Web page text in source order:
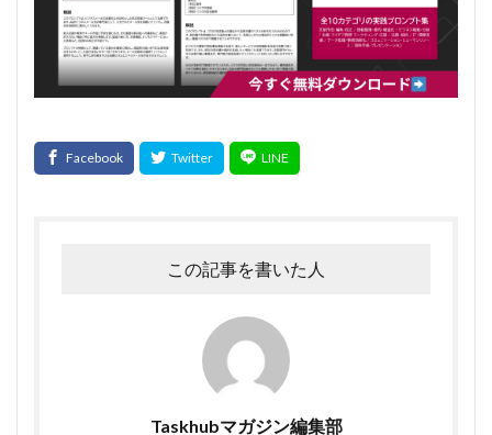
この記事を書いた人
Taskhubマガジン編集部